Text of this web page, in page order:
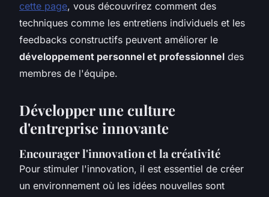
cette page, vous découvrirez comment des
techniques comme les entretiens individuels et les
feedbacks constructifs peuvent améliorer le
développement personnel et professionnel des
membres de l'équipe.
Développer une culture
d'entreprise innovante
Encourager l'innovation et la créativité
Pour stimuler l'innovation, il est essentiel de créer
un environnement où les idées nouvelles sont